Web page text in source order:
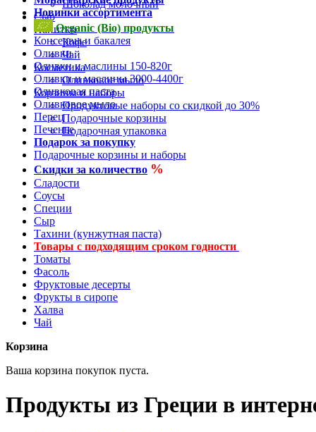
Шоколад молочный
Сыр
Напитки
Кофе
Чай
Косметика
Оливковое мыло
Корзины и наборы
Продуктовые наборы со скидкой до 30%
Подарочные корзины
Подарочная упаковка
Новинки ассортимента
Organic (Bio) продукты
Консервы и бакалея
Оливки
Оливки и маслины 150-820г
Оливки и маслины 3000-4400г
Оливковая паста
Оливковое мыло
Перец
Печенье
Подарок за покупку
Подарочные корзины и наборы
Скидки за количество %
Сладости
Соусы
Специи
Сыр
Тахини (кунжутная паста)
Товары с подходящим сроком годности
Томаты
Фасоль
Фруктовые десерты
Фрукты в сиропе
Халва
Чай
Корзина
Ваша корзина покупок пуста.
Продукты из Греции в